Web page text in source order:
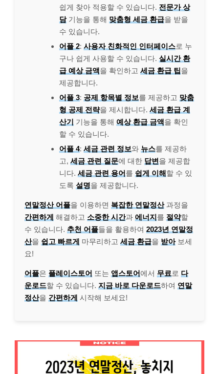
쉽게 찾아 적용할 수 있습니다. 전문가 상
담기능을 통해 맞춤형 세금 환급을 받을
수 있습니다.
어플 2: 사용자 친화적인 인터페이스로 누
구나 쉽게 사용할 수 있습니다. 실시간 환
급 예상 금액을 확인하고 세금 환급 팁을
제공합니다.
어플 3: 공제 항목별 정보를 제공하고 맞춤
형 공제 전략을 제시합니다. 세금 환급 계
산기 기능을 통해 예상 환급 금액을 확인
할 수 있습니다.
어플 4: 세금 관련 정보와 뉴스를 제공하
고, 세금 관련 질문에 대한 답변을 제공합
니다. 세금 관련 용어를 쉽게 이해할 수 있
도록 설명을 제공합니다.
연말정산 어플을 이용하면 복잡한 연말정산과정을
간편하게 해결하고 소중한 시간과 에너지를 절약할
수 있습니다. 추천 어플들을 활용하여 2023년 연말정
산을 쉽고 빠르게 마무리하고 세금 환급을 받아보세
요!
어플은 플레이스토어 또는 앱스토어에서 무료로 다
운로드할 수 있습니다. 지금 바로 다운로드하여 연말
정산을 간편하게 시작해 보세요!